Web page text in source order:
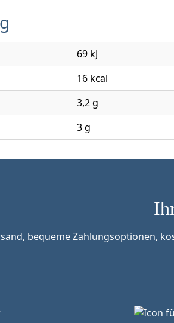
69 kJ
16 kcal
3,2 g
3 g
bequeme Zahlungsoptionen,